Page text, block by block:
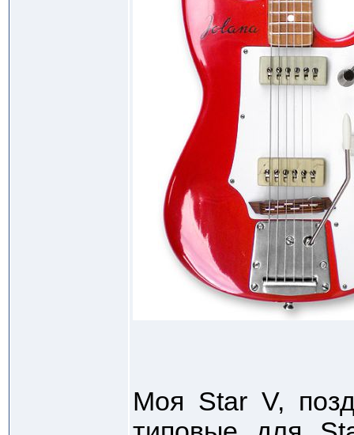
Моя Star V,